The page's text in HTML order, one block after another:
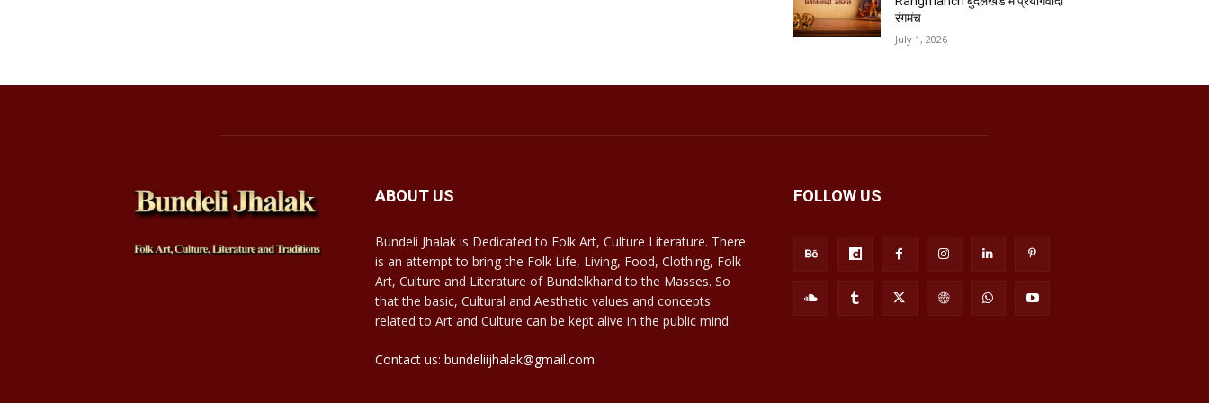
रंगमंच
July 1, 2026
ABOUT US
Bundeli Jhalak is Dedicated to Folk Art, Culture Literature. There
is an attempt to bring the Folk Life, Living, Food, Clothing, Folk
Art, Culture and Literature of Bundelkhand to the Masses. So
that the basic, Cultural and Aesthetic values and concepts
related to Art and Culture can be kept alive in the public mind.
Contact us: bundeliijhalak@gmail.com
FOLLOW US